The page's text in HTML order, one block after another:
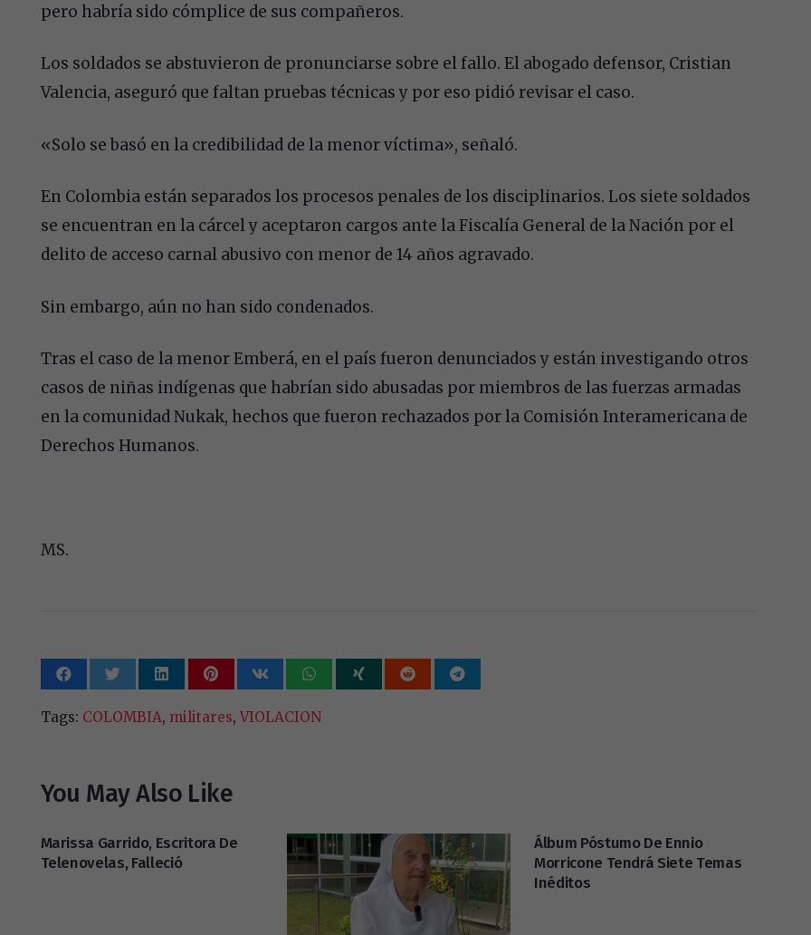
pero habría sido cómplice de sus compañeros.
Los soldados se abstuvieron de pronunciarse sobre el fallo. El abogado defensor, Cristian
Valencia, aseguró que faltan pruebas técnicas y por eso pidió revisar el caso.
«Solo se basó en la credibilidad de la menor víctima», señaló.
En Colombia están separados los procesos penales de los disciplinarios. Los siete soldados
se encuentran en la cárcel y aceptaron cargos ante la Fiscalía General de la Nación por el
delito de acceso carnal abusivo con menor de 14 años agravado.
Sin embargo, aún no han sido condenados.
Tras el caso de la menor Emberá, en el país fueron denunciados y están investigando otros
casos de niñas indígenas que habrían sido abusadas por miembros de las fuerzas armadas
en la comunidad Nukak, hechos que fueron rechazados por la Comisión Interamericana de
Derechos Humanos.
MS.
Tags: COLOMBIA, militares, VIOLACION
You May Also Like
Marissa Garrido, Escritora De
Telenovelas, Falleció
Álbum Póstumo De Ennio
Morricone Tendrá Siete Temas
Inéditos